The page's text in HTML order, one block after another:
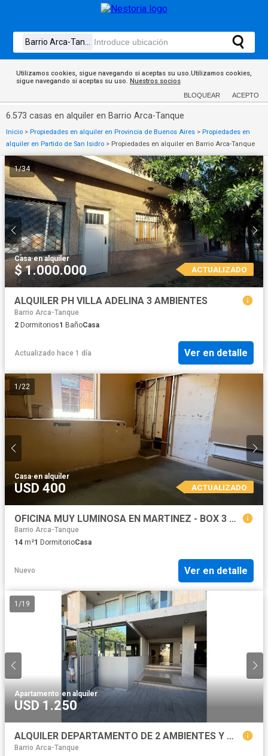
Utilizamos cookies, sigue navegando si aceptas su uso.Utilizamos cookies,
sigue navegando si aceptas su uso. Nuestros socios
BLOQUEAR ACEPTO
6.573 casas en alquiler en Barrio Arca-Tanque
Inicio > Propiedades en alquiler en Provincia de Buenos Aires > Propiedades en
alquiler en Partido de San Isidro > Propiedades en alquiler en Barrio Arca-Tanque
1/34
Casa·en alquiler
$ 1.000.000 ACTUALIZADO
ALQUILER PH VILLA ADELINA 3 AMBIENTES
Barrio Arca-Tanque
2 Dormitorios1 BañoCasa
Actualizado hace 1 día Ver en detalle
1 /22
Casa·en alquiler
USD 400 ACTUALIZADO
OFICINA MUY LUMINOSA EN MARTINEZ - BOX 3 DE 6
Barrio Arca-Tanque
14 m²1 DormitorioCasa
Nuevo Ver en detalle
1 /19
Apartamento·en alquiler
USD 1.250
ALQUILER DEPARTAMENTO DE 2 AMBIENTES Y MEDIO EN SAN ISIDRO
Barrio Arca-Tanque